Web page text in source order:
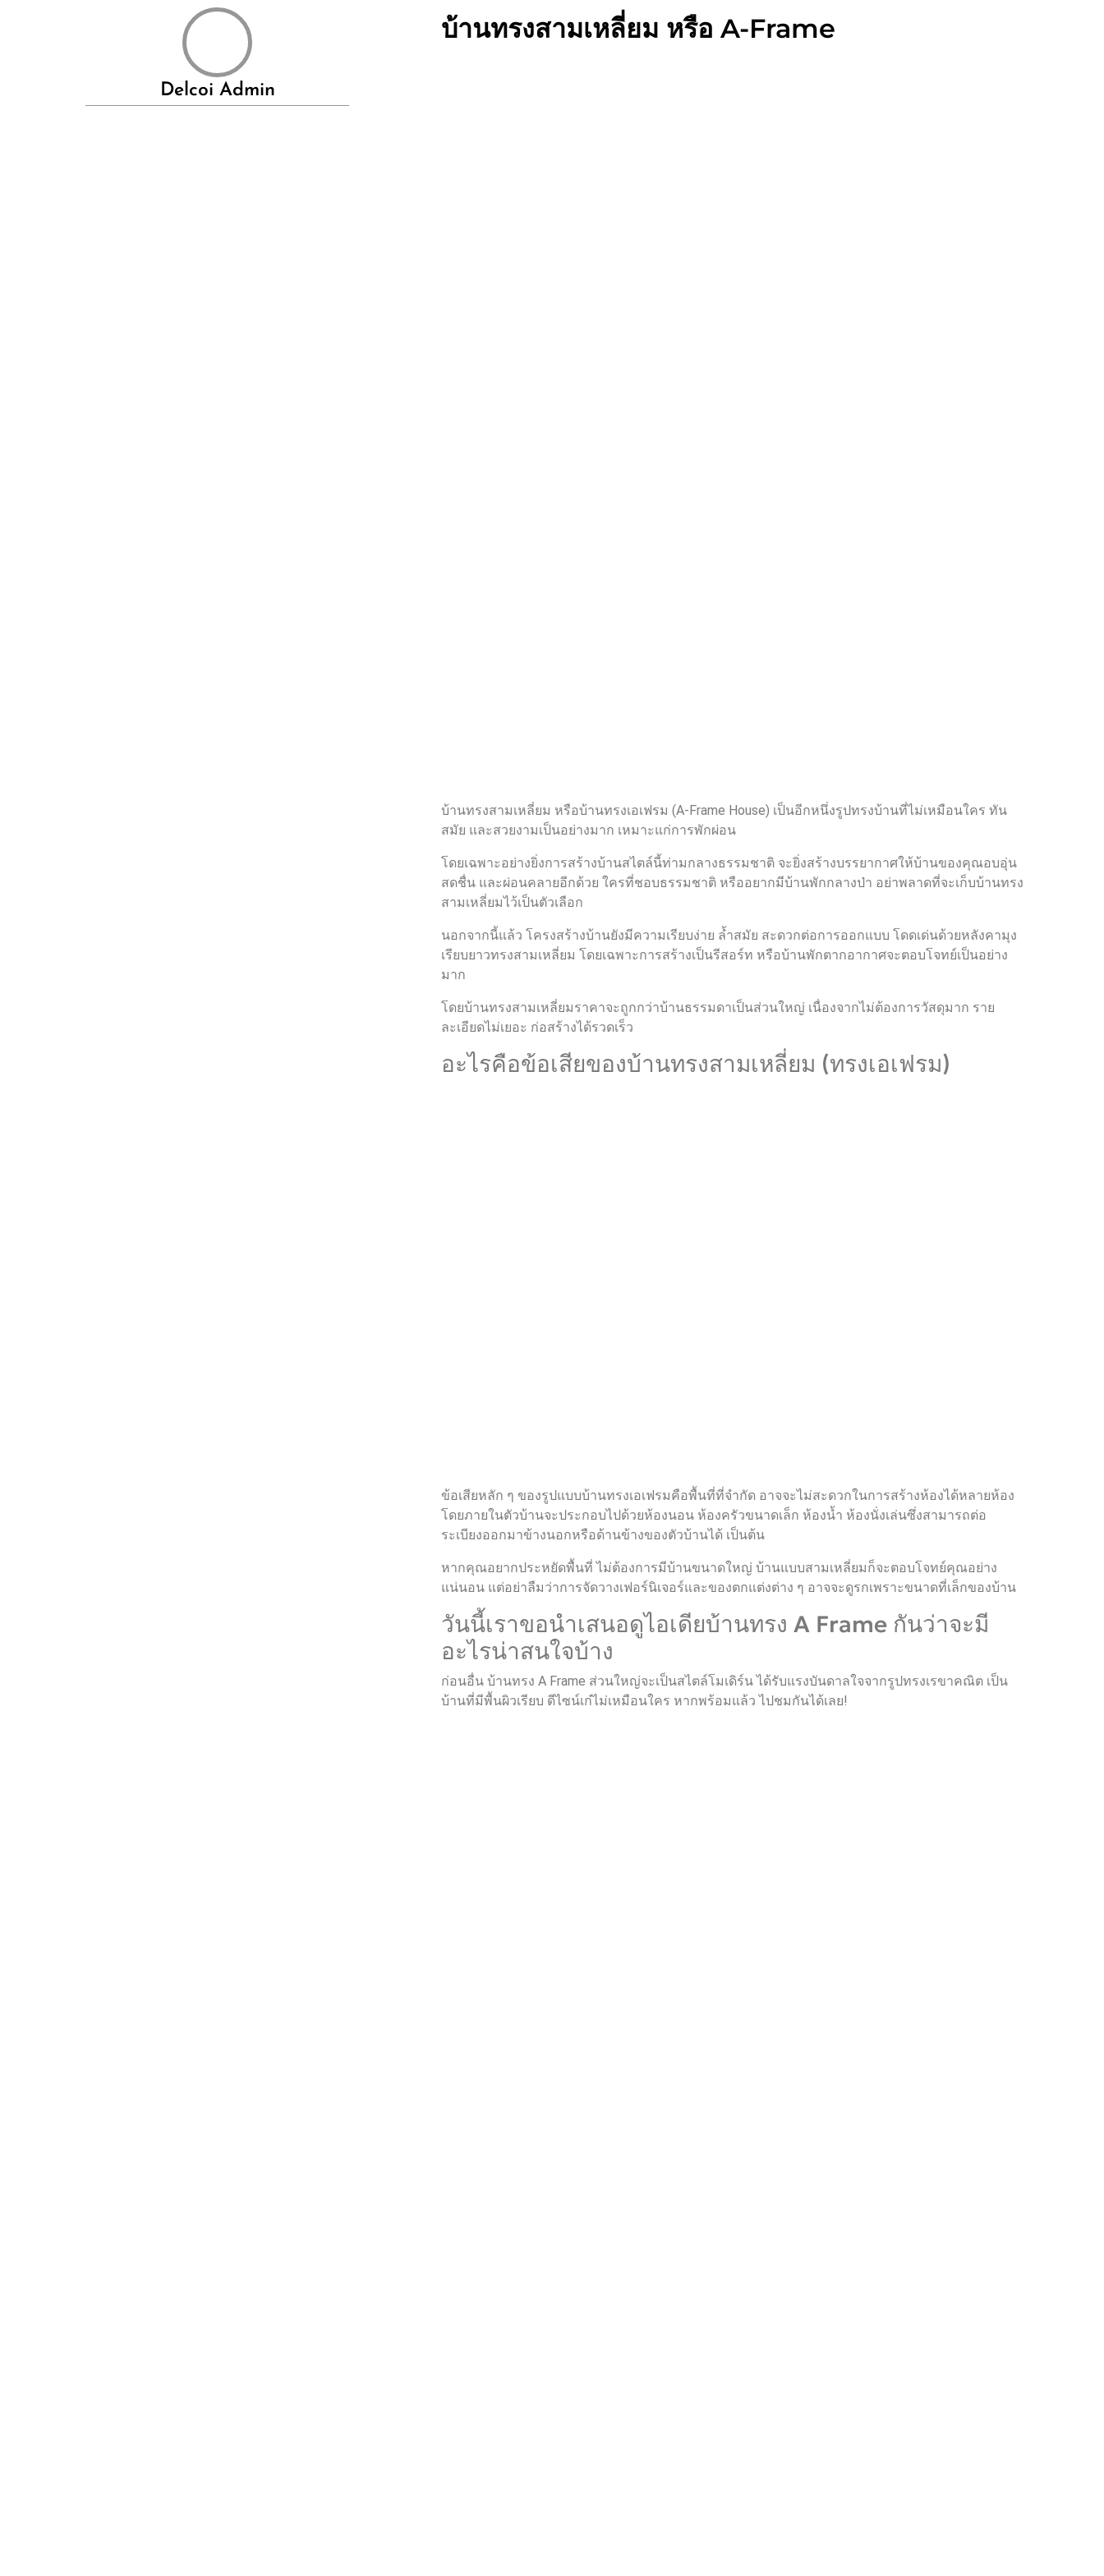
Delcoi Admin
บ้านทรงสามเหลี่ยม หรือ A-Frame
บ้านทรงสามเหลี่ยม หรือบ้านทรงเอเฟรม (A-Frame House) เป็นอีกหนึ่งรูปทรงบ้านที่ไม่เหมือนใคร ทัน
สมัย และสวยงามเป็นอย่างมาก เหมาะแก่การพักผ่อน
โดยเฉพาะอย่างยิ่งการสร้างบ้านสไตล์นี้ท่ามกลางธรรมชาติ จะยิ่งสร้างบรรยากาศให้บ้านของคุณอบอุ่น
สดชื่น และผ่อนคลายอีกด้วย ใครที่ชอบธรรมชาติ หรืออยากมีบ้านพักกลางป่า อย่าพลาดที่จะเก็บบ้านทรง
สามเหลี่ยมไว้เป็นตัวเลือก
นอกจากนี้แล้ว โครงสร้างบ้านยังมีความเรียบง่าย ล้ำสมัย สะดวกต่อการออกแบบ โดดเด่นด้วยหลังคามุง
เรียบยาวทรงสามเหลี่ยม โดยเฉพาะการสร้างเป็นรีสอร์ท หรือบ้านพักตากอากาศจะตอบโจทย์เป็นอย่าง
มาก
โดยบ้านทรงสามเหลี่ยมราคาจะถูกกว่าบ้านธรรมดาเป็นส่วนใหญ่ เนื่องจากไม่ต้องการวัสดุมาก ราย
ละเอียดไม่เยอะ ก่อสร้างได้รวดเร็ว
อะไรคือข้อเสียของบ้านทรงสามเหลี่ยม (ทรงเอเฟรม)
ข้อเสียหลัก ๆ ของรูปแบบบ้านทรงเอเฟรมคือพื้นที่ที่จำกัด อาจจะไม่สะดวกในการสร้างห้องได้หลายห้อง
โดยภายในตัวบ้านจะประกอบไปด้วยห้องนอน ห้องครัวขนาดเล็ก ห้องน้ำ ห้องนั่งเล่นซึ่งสามารถต่อ
ระเบียงออกมาข้างนอกหรือด้านข้างของตัวบ้านได้ เป็นต้น
หากคุณอยากประหยัดพื้นที่ ไม่ต้องการมีบ้านขนาดใหญ่ บ้านแบบสามเหลี่ยมก็จะตอบโจทย์คุณอย่าง
แน่นอน แต่อย่าลืมว่าการจัดวางเฟอร์นิเจอร์และของตกแต่งต่าง ๆ อาจจะดูรกเพราะขนาดที่เล็กของบ้าน
วันนี้เราขอนำเสนอดูไอเดียบ้านทรง A Frame กันว่าจะมี
อะไรน่าสนใจบ้าง
ก่อนอื่น บ้านทรง A Frame ส่วนใหญ่จะเป็นสไตล์โมเดิร์น ได้รับแรงบันดาลใจจากรูปทรงเรขาคณิต เป็น
บ้านที่มีพื้นผิวเรียบ ดีไซน์เก๋ไม่เหมือนใคร หากพร้อมแล้ว ไปชมกันได้เลย!